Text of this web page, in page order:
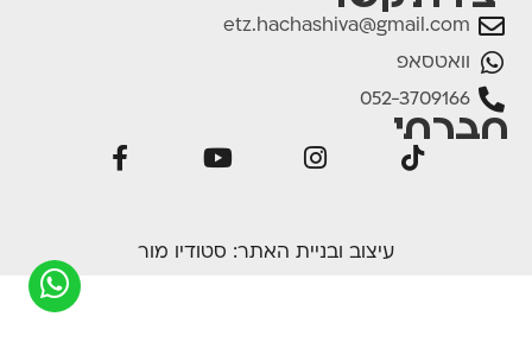
etz.hachashiva@gmail.com
וואטסאפ
052-3709166
חברתי
עיצוב ובניית האתר: סטודיו מור